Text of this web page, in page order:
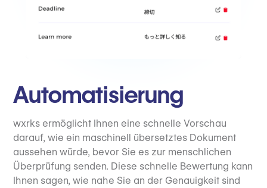
Automatisierung
wxrks ermöglicht Ihnen eine schnelle Vorschau
darauf, wie ein maschinell übersetztes Dokument
aussehen würde, bevor Sie es zur menschlichen
Überprüfung senden. Diese schnelle Bewertung kann
Ihnen sagen, wie nahe Sie an der Genauigkeit sind